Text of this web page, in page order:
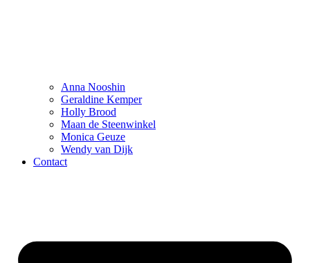
Anna Nooshin
Geraldine Kemper
Holly Brood
Maan de Steenwinkel
Monica Geuze
Wendy van Dijk
Contact